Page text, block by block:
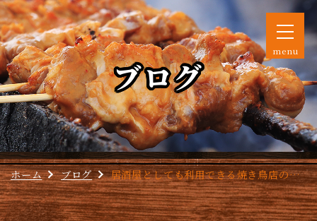
menu
ブログ
ホーム ブログ 居酒屋としても利用できる焼き鳥店の特徴は？